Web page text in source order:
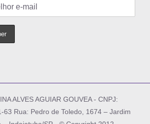
ALVES AGUIAR GOUVEA - CNPJ:
63 Rua: Pedro de Toledo, 1674 – Jardim